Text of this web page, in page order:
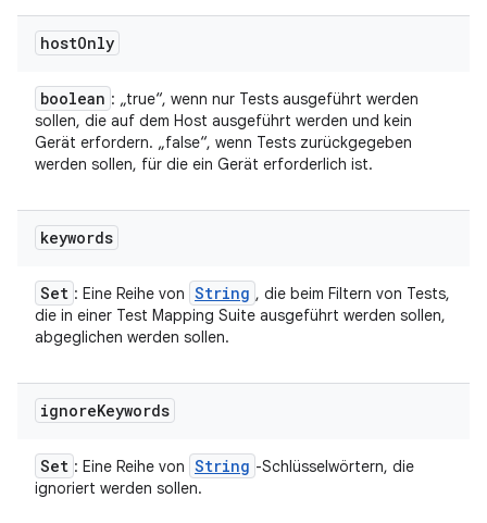
hostOnly
boolean : „true“, wenn nur Tests ausgeführt werden
sollen, die auf dem Host ausgeführt werden und kein
Gerät erfordern. „false“, wenn Tests zurückgegeben
werden sollen, für die ein Gerät erforderlich ist.
keywords
Set : Eine Reihe von String , die beim Filtern von Tests,
die in einer Test Mapping Suite ausgeführt werden sollen,
abgeglichen werden sollen.
ignoreKeywords
Set : Eine Reihe von String -Schlüsselwörtern, die
ignoriert werden sollen.